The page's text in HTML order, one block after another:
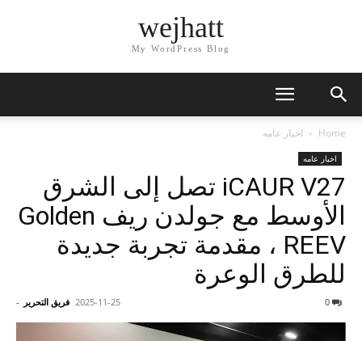
wejhatt
My WordPress Blog
Home اخبار عامه
اخبار عامه
iCAUR V27 تصل إلى الشرق
الأوسط مع جولدن ريف Golden
REEV ، مقدمة تجربة جديدة
للطرق الوعرة
فريق التحرير - 2025-11-25